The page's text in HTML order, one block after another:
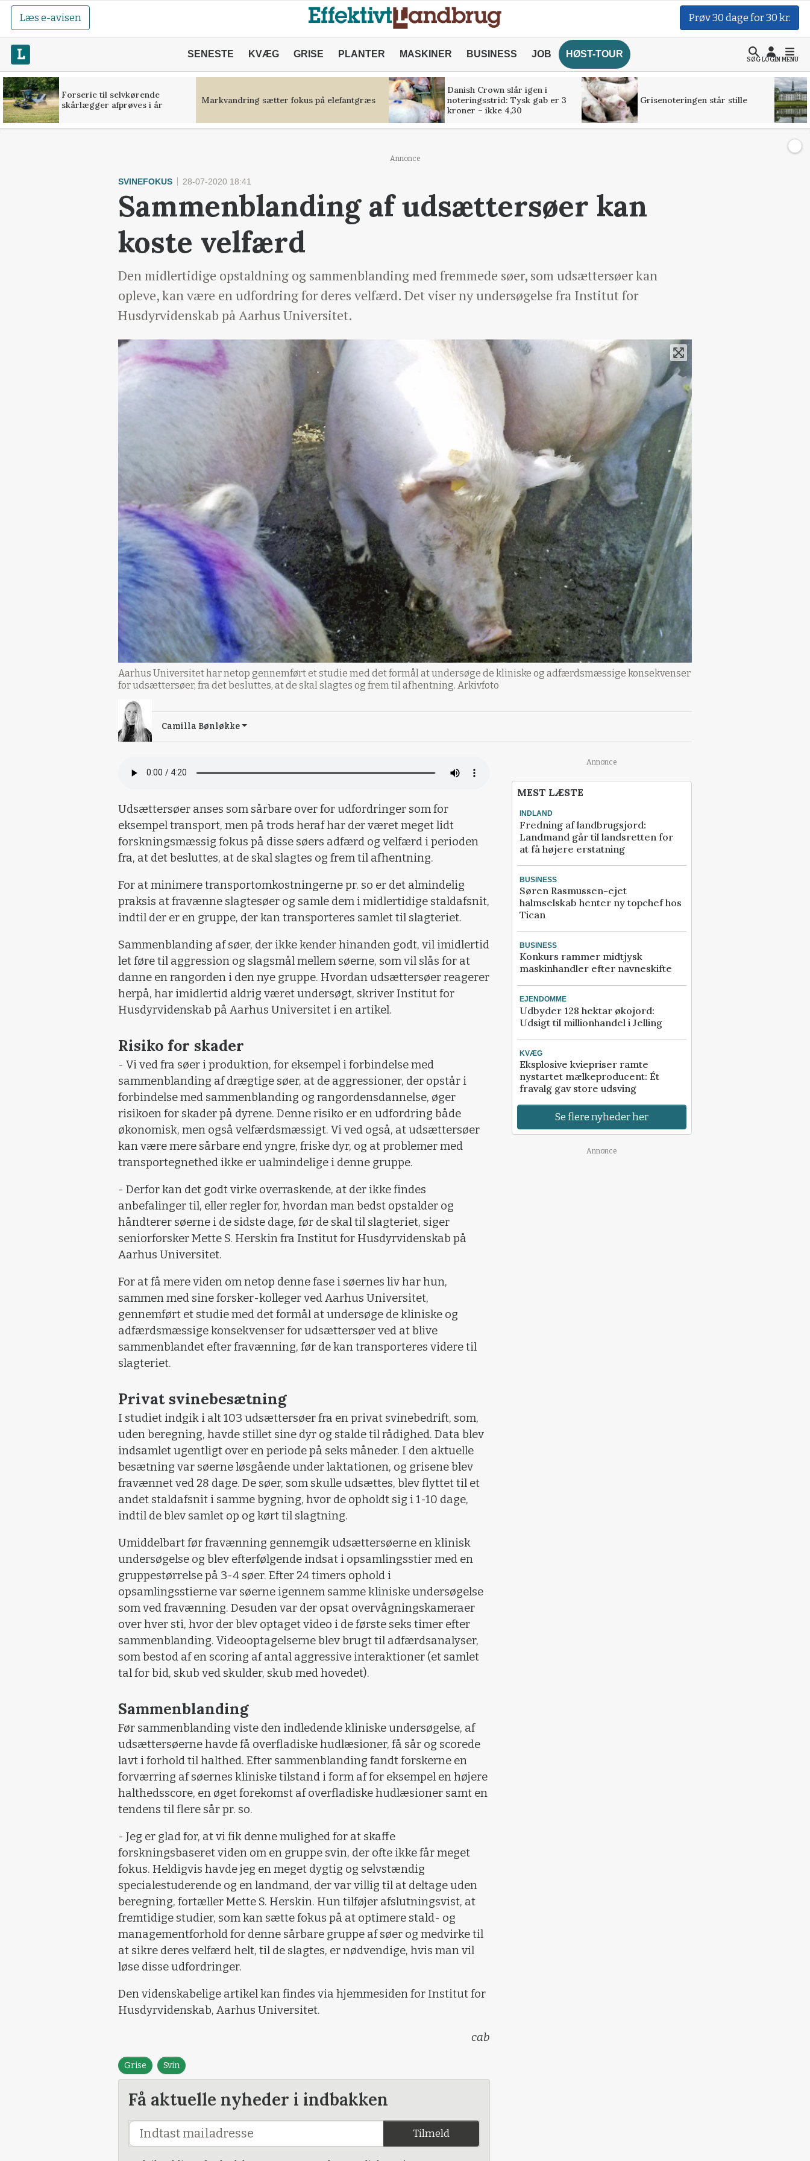
Læs e-avisen Prøv 30 dage for 30 kr.
SENESTE KVÆG GRISE PLANTER MASKINER BUSINESS JOB HØST-TOUR
SØGLOGINMENU
Forserie til selvkørende
skårlægger afprøves i år
Markvandring sætter fokus på elefantgræs
Danish Crown slår igen i
noteringsstrid: Tysk gab er 3
kroner – ikke 4,30
Grisenoteringen står stille
Annonce
SVINEFOKUS 28-07-2020 18:41
Sammenblanding af udsættersøer kan
koste velfærd
Den midlertidige opstaldning og sammenblanding med fremmede søer, som udsættersøer kan
opleve, kan være en udfordring for deres velfærd. Det viser ny undersøgelse fra Institut for
Husdyrvidenskab på Aarhus Universitet.
Aarhus Universitet har netop gennemført et studie med det formål at undersøge de kliniske og adfærdsmæssige konsekvenser
for udsættersøer, fra det besluttes, at de skal slagtes og frem til afhentning. Arkivfoto
Camilla Bønløkke
Udsættersøer anses som sårbare over for udfordringer som for
eksempel transport, men på trods heraf har der været meget lidt
forskningsmæssig fokus på disse søers adfærd og velfærd i perioden
fra, at det besluttes, at de skal slagtes og frem til afhentning.
For at minimere transportomkostningerne pr. so er det almindelig
praksis at fravænne slagtesøer og samle dem i midlertidige staldafsnit,
indtil der er en gruppe, der kan transporteres samlet til slagteriet.
Sammenblanding af søer, der ikke kender hinanden godt, vil imidlertid
let føre til aggression og slagsmål mellem søerne, som vil slås for at
danne en rangorden i den nye gruppe. Hvordan udsættersøer reagerer
herpå, har imidlertid aldrig været undersøgt, skriver Institut for
Husdyrvidenskab på Aarhus Universitet i en artikel.
Risiko for skader
- Vi ved fra søer i produktion, for eksempel i forbindelse med
sammenblanding af drægtige søer, at de aggressioner, der opstår i
forbindelse med sammenblanding og rangordensdannelse, øger
risikoen for skader på dyrene. Denne risiko er en udfordring både
økonomisk, men også velfærdsmæssigt. Vi ved også, at udsættersøer
kan være mere sårbare end yngre, friske dyr, og at problemer med
transportegnethed ikke er ualmindelige i denne gruppe.
- Derfor kan det godt virke overraskende, at der ikke findes
anbefalinger til, eller regler for, hvordan man bedst opstalder og
håndterer søerne i de sidste dage, før de skal til slagteriet, siger
seniorforsker Mette S. Herskin fra Institut for Husdyrvidenskab på
Aarhus Universitet.
For at få mere viden om netop denne fase i søernes liv har hun,
sammen med sine forsker-kolleger ved Aarhus Universitet,
gennemført et studie med det formål at undersøge de kliniske og
adfærdsmæssige konsekvenser for udsættersøer ved at blive
sammenblandet efter fravænning, før de kan transporteres videre til
slagteriet.
Privat svinebesætning
I studiet indgik i alt 103 udsættersøer fra en privat svinebedrift, som,
uden beregning, havde stillet sine dyr og stalde til rådighed. Data blev
indsamlet ugentligt over en periode på seks måneder. I den aktuelle
besætning var søerne løsgående under laktationen, og grisene blev
fravænnet ved 28 dage. De søer, som skulle udsættes, blev flyttet til et
andet staldafsnit i samme bygning, hvor de opholdt sig i 1-10 dage,
indtil de blev samlet op og kørt til slagtning.
Umiddelbart før fravænning gennemgik udsættersøerne en klinisk
undersøgelse og blev efterfølgende indsat i opsamlingsstier med en
gruppestørrelse på 3-4 søer. Efter 24 timers ophold i
opsamlingsstierne var søerne igennem samme kliniske undersøgelse
som ved fravænning. Desuden var der opsat overvågningskameraer
over hver sti, hvor der blev optaget video i de første seks timer efter
sammenblanding. Videooptagelserne blev brugt til adfærdsanalyser,
som bestod af en scoring af antal aggressive interaktioner (et samlet
tal for bid, skub ved skulder, skub med hovedet).
Sammenblanding
Før sammenblanding viste den indledende kliniske undersøgelse, af
udsættersøerne havde få overfladiske hudlæsioner, få sår og scorede
lavt i forhold til halthed. Efter sammenblanding fandt forskerne en
forværring af søernes kliniske tilstand i form af for eksempel en højere
halthedsscore, en øget forekomst af overfladiske hudlæsioner samt en
tendens til flere sår pr. so.
- Jeg er glad for, at vi fik denne mulighed for at skaffe
forskningsbaseret viden om en gruppe svin, der ofte ikke får meget
fokus. Heldigvis havde jeg en meget dygtig og selvstændig
specialestuderende og en landmand, der var villig til at deltage uden
beregning, fortæller Mette S. Herskin. Hun tilføjer afslutningsvist, at
fremtidige studier, som kan sætte fokus på at optimere stald- og
managementforhold for denne sårbare gruppe af søer og medvirke til
at sikre deres velfærd helt, til de slagtes, er nødvendige, hvis man vil
løse disse udfordringer.
Den videnskabelige artikel kan findes via hjemmesiden for Institut for
Husdyrvidenskab, Aarhus Universitet.
cab
Grise Svin
Få aktuelle nyheder i indbakken
Tilmeld
Annonce
MEST LÆSTE
INDLAND
Fredning af landbrugsjord:
Landmand går til landsretten for
at få højere erstatning
BUSINESS
Søren Rasmussen-ejet
halmselskab henter ny topchef hos
Tican
BUSINESS
Konkurs rammer midtjysk
maskinhandler efter navneskifte
EJENDOMME
Udbyder 128 hektar økojord:
Udsigt til millionhandel i Jelling
KVÆG
Eksplosive kviepriser ramte
nystartet mælkeproducent: Ét
fravalg gav store udsving
Se flere nyheder her
Annonce